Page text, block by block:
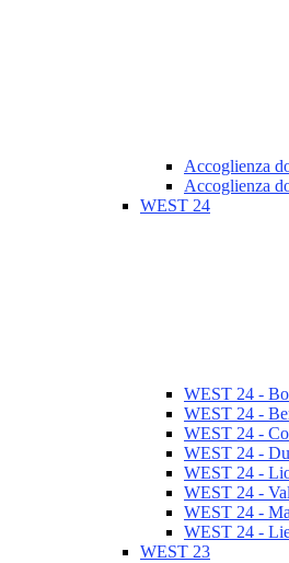
Accoglienza
Accoglienza
WEST 24
WEST 24 -
WEST 24 -
WEST 24 -
WEST 24 -
WEST 24 -
WEST 24 -
WEST 24 -
WEST 24 -
WEST 23